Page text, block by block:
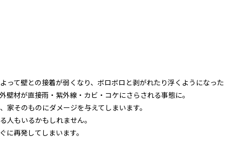
て壁との接着が弱くなり、ボロボロと剥がれたり浮くようになっ
材が直接雨・紫外線・カビ・コケにさらされる事態に。
そのものにダメージを与えてしまいます。
人もいるかもしれません。
再発してしまいます。